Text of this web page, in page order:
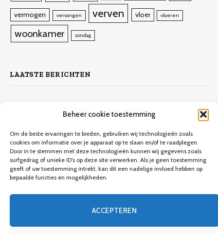
Beheer cookie toestemming
Om de beste ervaringen te bieden, gebruiken wij technologieën zoals
cookies om informatie over je apparaat op te slaan en/of te raadplegen.
Door in te stemmen met deze technologieën kunnen wij gegevens zoals
surfgedrag of unieke ID's op deze site verwerken. Als je geen toestemming
geeft of uw toestemming intrekt, kan dit een nadelige invloed hebben op
bepaalde functies en mogelijkheden.
ACCEPTEREN
vermogen vervangen verven vloer vloeren
woonkamer zondag
LAATSTE BERICHTEN
Keuken verbouwen op een budget
9 december 2023 9.706Views
Een gids voor meubels verven